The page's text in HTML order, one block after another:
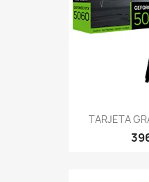
TARJETA